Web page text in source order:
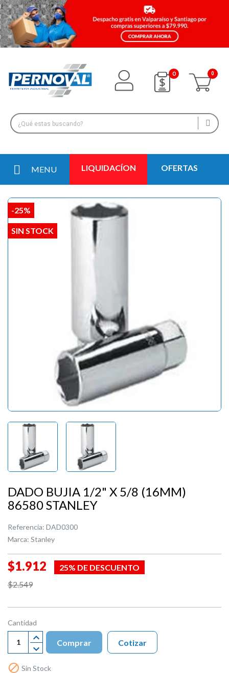
0
MENU LIQUIDACÍON OFERTAS
-25%
SIN STOCK
DADO BUJIA 1/2" X 5/8 (16MM)
86580 STANLEY
Referencia: DAD0300
Marca: Stanley
$1.912
25% DE DESCUENTO
$2.549
Cantidad
Comprar
 Sin Stock
Cotizar